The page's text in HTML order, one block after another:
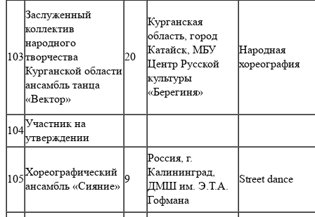
103
Заслуженный
коллектив
народного
творчества
Курганской области
ансамбль танца
«Вектор»
20
Курганская
область, город
Катайск, МБУ
Центр Русской
культуры
«Берегиня»
Народная
хореография
104
Участник на
утверждении
105
Хореографический
ансамбль «Сияние»
9
Россия, г.
Калининград,
ДМШ им. Э.Т.А.
Гофмана
Street dance